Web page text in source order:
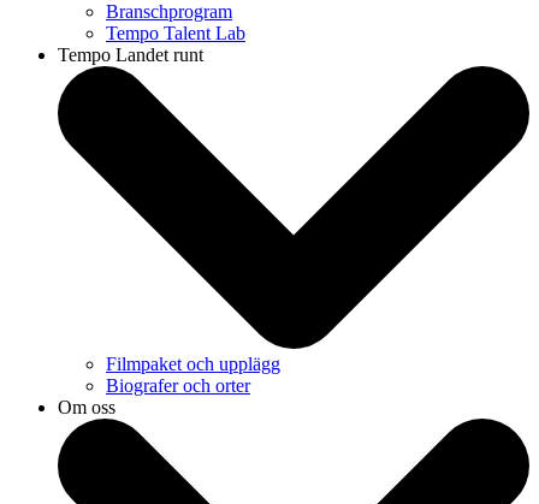
Branschprogram
Tempo Talent Lab
Tempo Landet runt
Filmpaket och upplägg
Biografer och orter
Om oss